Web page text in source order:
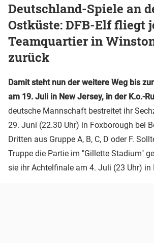
Deutschland-Spiele an
Ostküste: DFB-Elf fliegt
Teamquartier in
zurück
Damit steht nun der weitere Weg bis
am 19. Juli in New Jersey, in der K.o.-
deutsche Mannschaft bestreitet ihr
29. Juni (22.30 Uhr) in Foxborough bei
Dritten aus Gruppe A, B, C, D oder F.
Truppe die Partie im "Gillette Stadium"
sie ihr Achtelfinale am 4. Juli (23 Uhr) in